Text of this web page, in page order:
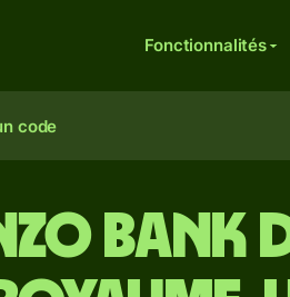
Fonctionnalités
code
Bank